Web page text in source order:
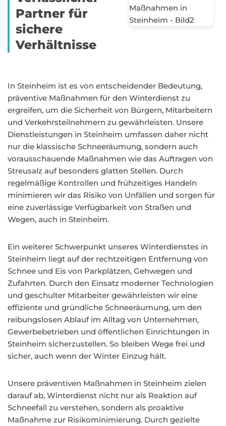
Partner für
sichere
Verhältnisse
In Steinheim ist es von entscheidender Bedeutung,
präventive Maßnahmen für den Winterdienst zu
ergreifen, um die Sicherheit von Bürgern, Mitarbeitern
und Verkehrsteilnehmern zu gewährleisten. Unsere
Dienstleistungen in Steinheim umfassen daher nicht
nur die klassische Schneeräumung, sondern auch
vorausschauende Maßnahmen wie das Auftragen von
Streusalz auf besonders glatten Stellen. Durch
regelmäßige Kontrollen und frühzeitiges Handeln
minimieren wir das Risiko von Unfällen und sorgen für
eine zuverlässige Verfügbarkeit von Straßen und
Wegen, auch in Steinheim.
Ein weiterer Schwerpunkt unseres Winterdienstes in
Steinheim liegt auf der rechtzeitigen Entfernung von
Schnee und Eis von Parkplätzen, Gehwegen und
Zufahrten. Durch den Einsatz moderner Technologien
und geschulter Mitarbeiter gewährleisten wir eine
effiziente und gründliche Schneeräumung, um den
reibungslosen Ablauf im Alltag von Unternehmen,
Gewerbebetrieben und öffentlichen Einrichtungen in
Steinheim sicherzustellen. So bleiben Wege frei und
sicher, auch wenn der Winter Einzug hält.
Unsere präventiven Maßnahmen in Steinheim zielen
darauf ab, Winterdienst nicht nur als Reaktion auf
Schneefall zu verstehen, sondern als proaktive
Maßnahme zur Risikominimierung. Durch gezielte